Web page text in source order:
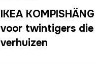
IKEA
voor twintigers
verhuizen